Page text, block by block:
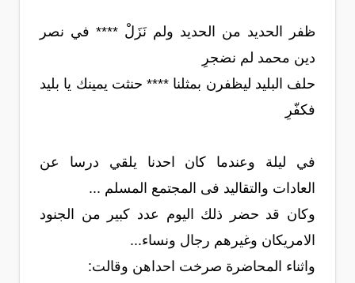
ظفر الحديد من الحديد ولم نَزَلْ **** في نصر
دين محمد لم نضجرِ
حلف البليد ليظفرن بمثلنا **** حنثت يمينك يا بليد
فكفّرِ
في ليلة وعندما كان احدنا يلقي درسا عن
العادات والتقاليد فى المجتمع المسلم ...
وكان قد حضر ذلك اليوم عدد كبير من الجنود
الامريكان وغيرهم رجال ونساء...
واثناء المحاضرة صرخت احداهن وقالت: